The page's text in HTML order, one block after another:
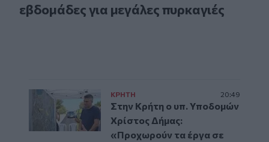
εβδομάδες για μεγάλες πυρκαγιές
ΚΡΗΤΗ 20:49
Στην Κρήτη ο υπ. Υποδομών
Χρίστος Δήμας:
«Προχωρούν τα έργα σε